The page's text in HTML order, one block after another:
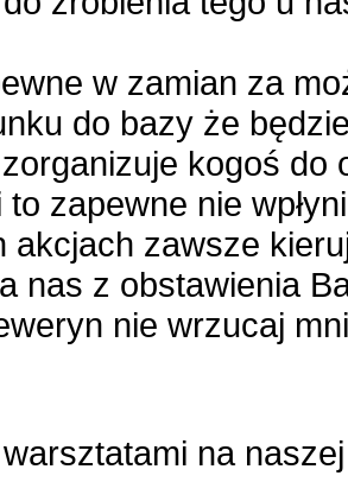
w zamian za
do bazy że
kogoś do
to zapewne nie
akcjach zawsze
nas z obstawienia
nie wrzucaj
na